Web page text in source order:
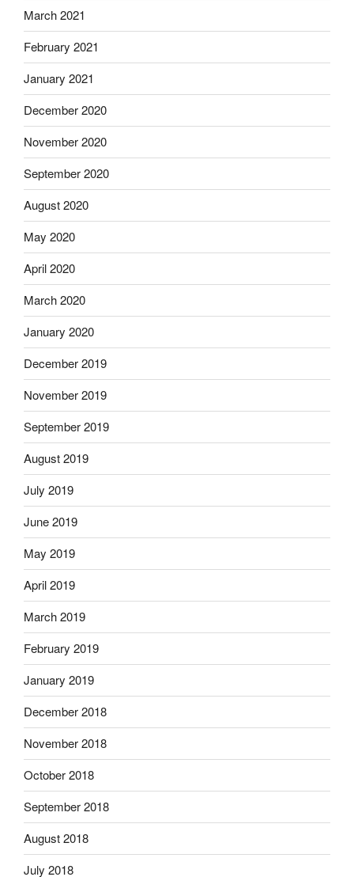
March 2021
February 2021
January 2021
December 2020
November 2020
September 2020
August 2020
May 2020
April 2020
March 2020
January 2020
December 2019
November 2019
September 2019
August 2019
July 2019
June 2019
May 2019
April 2019
March 2019
February 2019
January 2019
December 2018
November 2018
October 2018
September 2018
August 2018
July 2018